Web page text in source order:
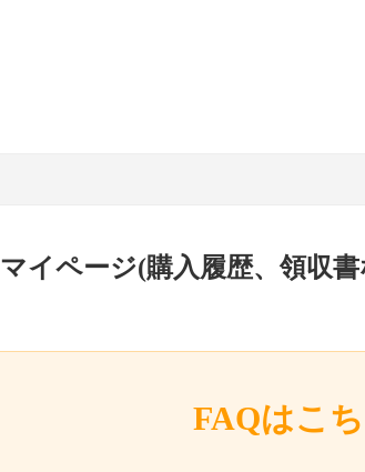
マイページ(購入履歴、領収
FAQはこ